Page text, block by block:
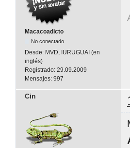
Macacoadicto
No conectado
Desde: MVD, IURUGUAI (en
inglés)
Registrado: 29.09.2009
Mensajes: 997
Cin